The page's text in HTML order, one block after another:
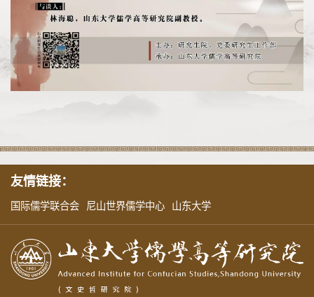
友情链接：
国际儒学联合会 尼山世界儒学中心 山东大学